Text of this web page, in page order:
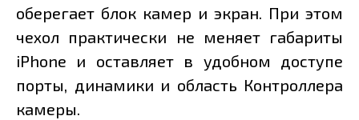
оберегает блок камер и экран. При этом
чехол практически не меняет габариты
iPhone и оставляет в удобном доступе
порты, динамики и область Контроллера
камеры.